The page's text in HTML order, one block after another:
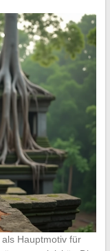
Hauptmotiv für